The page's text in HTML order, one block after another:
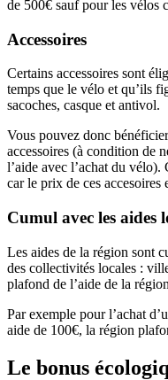
de 500€ sauf pour les vélos
Accessoires
Certains accessoires sont
temps que le vélo et qu’ils
sacoches, casque et antivol.
Vous pouvez donc
accessoires (à condition de
l’aide avec l’achat du vélo).
car le prix de ces accesoires
Cumul avec les aides
Les aides de la région sont
des collectivités locales :
plafond de l’aide de la
Par exemple pour l’achat
aide de 100€, la région
Le bonus